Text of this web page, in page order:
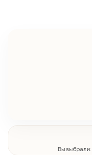
Вы выбрали: